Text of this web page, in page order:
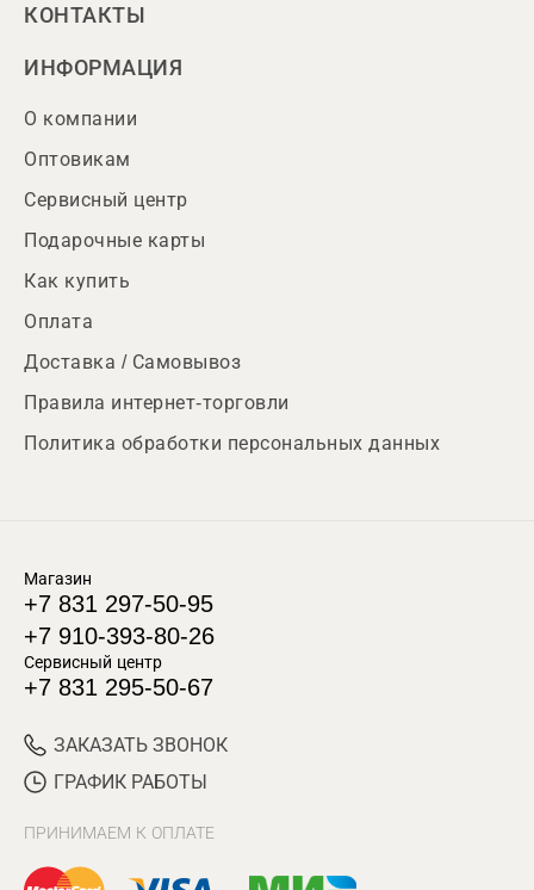
КОНТАКТЫ
ИНФОРМАЦИЯ
О компании
Оптовикам
Сервисный центр
Подарочные карты
Как купить
Оплата
Доставка / Самовывоз
Правила интернет-торговли
Политика обработки персональных данных
Магазин
+7 831 297-50-95
+7 910-393-80-26
Сервисный центр
+7 831 295-50-67
ЗАКАЗАТЬ ЗВОНОК
ГРАФИК РАБОТЫ
ПРИНИМАЕМ К ОПЛАТЕ